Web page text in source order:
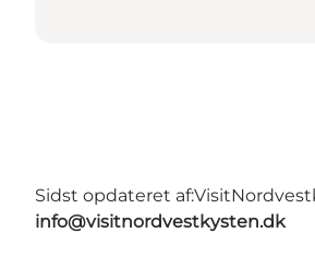
Sidst opdateret af:
info@visitnordvestkysten.dk